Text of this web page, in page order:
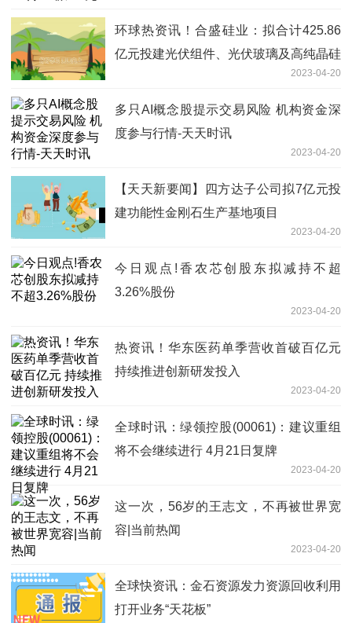
环球热资讯！合盛硅业：拟合计425.86
亿元投建光伏组件、光伏玻璃及高纯晶硅
2023-04-20
多只AI概念股提示交易风险 机构资金深
度参与行情-天天时讯
2023-04-20
【天天新要闻】四方达子公司拟7亿元投
建功能性金刚石生产基地项目
2023-04-20
今日观点!香农芯创股东拟减持不超
3.26%股份
2023-04-20
热资讯！华东医药单季营收首破百亿元
持续推进创新研发投入
2023-04-20
全球时讯：绿领控股(00061)：建议重组
将不会继续进行 4月21日复牌
2023-04-20
这一次，56岁的王志文，不再被世界宽
容|当前热闻
2023-04-20
全球快资讯：金石资源发力资源回收利用
打开业务“天花板”